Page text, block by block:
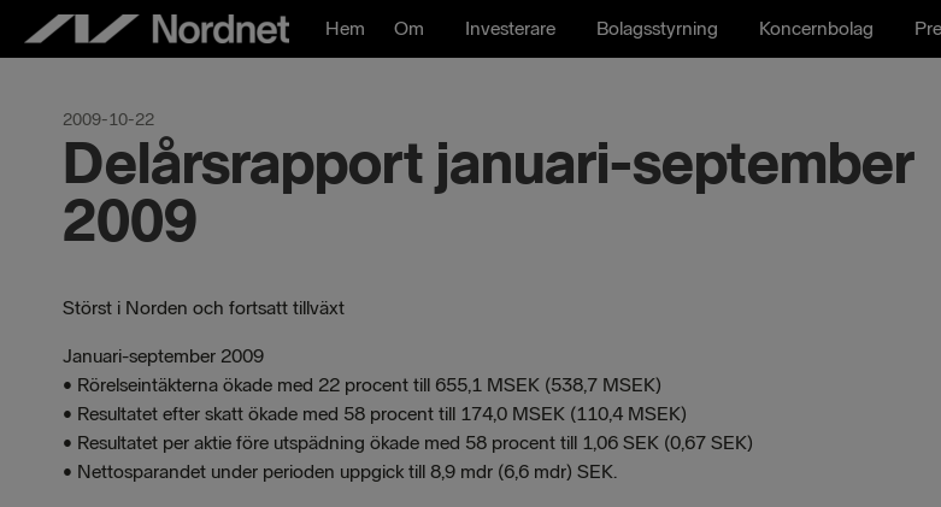
Hoppa
Hem Om Investerare Bolagsstyrning Koncernbolag
2009-10-22
Delårsrapport januari-september
2009
Störst i Norden och fortsatt tillväxt
Januari-september 2009
• Rörelseintäkterna ökade med 22 procent till 655,1 MSEK (538,7 MSEK)
• Resultatet efter skatt ökade med 58 procent till 174,0 MSEK (110,4 MSEK)
• Resultatet per aktie före utspädning ökade med 58 procent till 1,06 SEK (0,67 SEK)
• Nettosparandet under perioden uppgick till 8,9 mdr (6,6 mdr) SEK.